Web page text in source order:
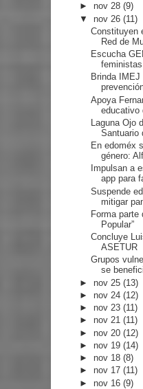
► nov 28(9)
▼ nov 26(11)
Constituyen
Red de
Escucha
feministas
Brinda IMEJ
Apoya
educativo
Laguna Ojo
Santuario
En edoméx
género:
Impulsan a
app para
Suspende
mitigar
Forma parte
Popular”
Concluye
ASETUR
Grupos
se
► nov 25(13)
► nov 24(12)
► nov 23(11)
► nov 21(11)
► nov 20(12)
► nov 19(14)
► nov 18(8)
► nov 17(11)
► nov 16(9)